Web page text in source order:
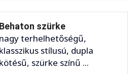
Behaton szürke
nagy terhelhetőségű,
klasszikus stílusú, dupla
kötésű, szürke színű ...